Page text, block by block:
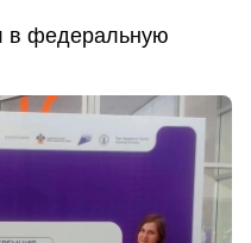
в федеральную